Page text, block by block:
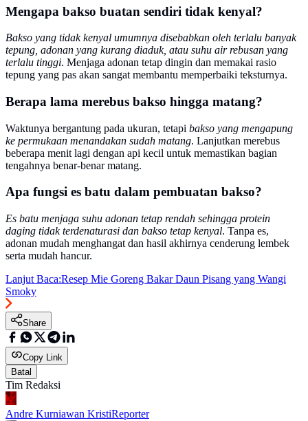
Mengapa bakso buatan sendiri tidak kenyal?
Bakso yang tidak kenyal umumnya disebabkan oleh terlalu banyak
tepung, adonan yang kurang diaduk, atau suhu air rebusan yang
terlalu tinggi. Menjaga adonan tetap dingin dan memakai rasio
tepung yang pas akan sangat membantu memperbaiki teksturnya.
Berapa lama merebus bakso hingga matang?
Waktunya bergantung pada ukuran, tetapi bakso yang mengapung
ke permukaan menandakan sudah matang. Lanjutkan merebus
beberapa menit lagi dengan api kecil untuk memastikan bagian
tengahnya benar-benar matang.
Apa fungsi es batu dalam pembuatan bakso?
Es batu menjaga suhu adonan tetap rendah sehingga protein
daging tidak terdenaturasi dan bakso tetap kenyal. Tanpa es,
adonan mudah menghangat dan hasil akhirnya cenderung lembek
serta mudah hancur.
Lanjut Baca:Resep Mie Goreng Bakar Daun Pisang yang Wangi
Smoky
Share
Copy Link
Batal
Tim Redaksi
Andre Kurniawan KristiReporter